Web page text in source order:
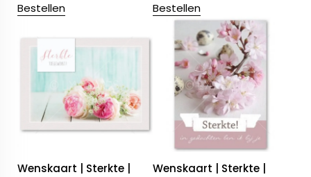
Bestellen
Bestellen
Wenskaart | Sterkte |
Wenskaart | Sterkte |